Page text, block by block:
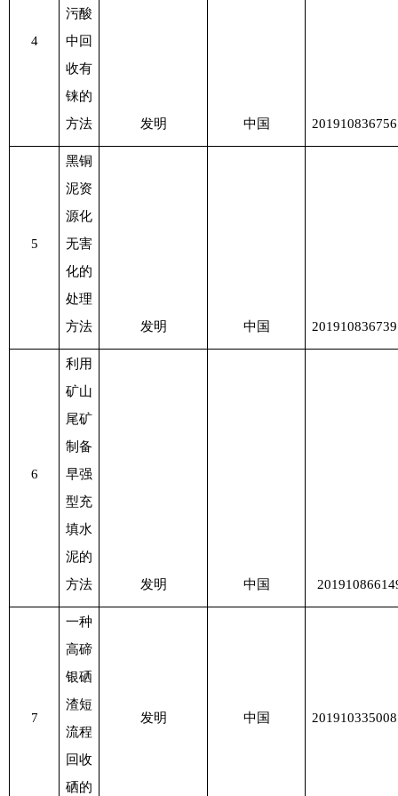
4
污酸
中回
收有
铼的
方法
发明 中国
5
黑铜
泥资
源化
无害
化的
处理
方法
发明 中国
6
利用
矿山
尾矿
制备
早强
型充
填水
泥的
方法
发明 中国
7
一种
高碲
银硒
渣短
流程
回收
硒的
发明 中国